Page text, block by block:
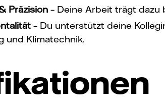
Präzision– Deine Arbeit trägt dazu
– Du unterstützt deine
und Klimatechnik.